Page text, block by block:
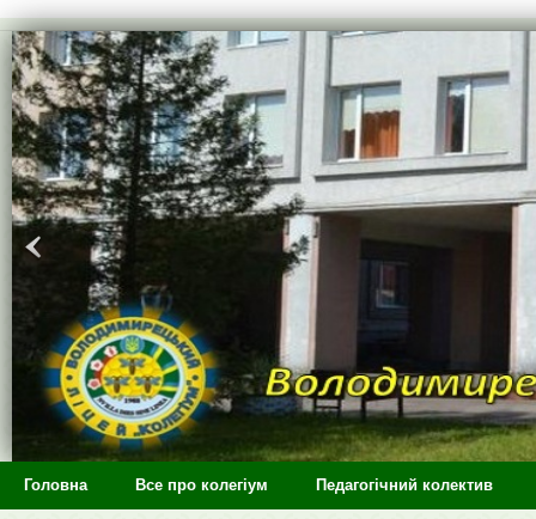
>
Головна Все про колегіум Педагогічний колектив